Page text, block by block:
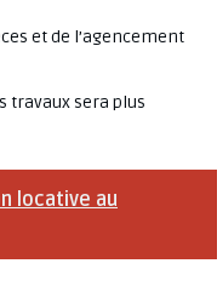
et de l’agencement
travaux sera plus
locative au